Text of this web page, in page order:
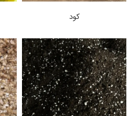
کود